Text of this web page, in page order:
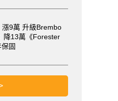
漲9萬 升級Brembo
降13萬《Forester
固